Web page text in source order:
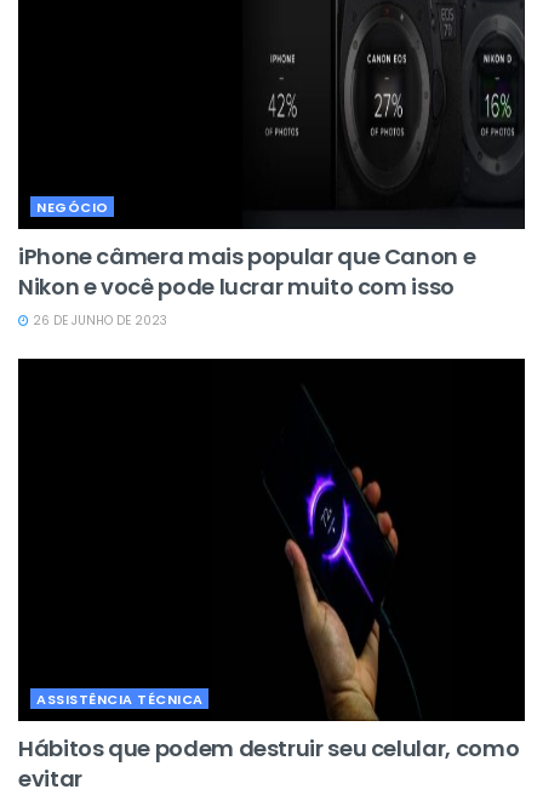
NEGÓCIO
iPhone câmera mais popular que Canon e
Nikon e você pode lucrar muito com isso
26 DE JUNHO DE 2023
ASSISTÊNCIA TÉCNICA
Hábitos que podem destruir seu celular, como
evitar